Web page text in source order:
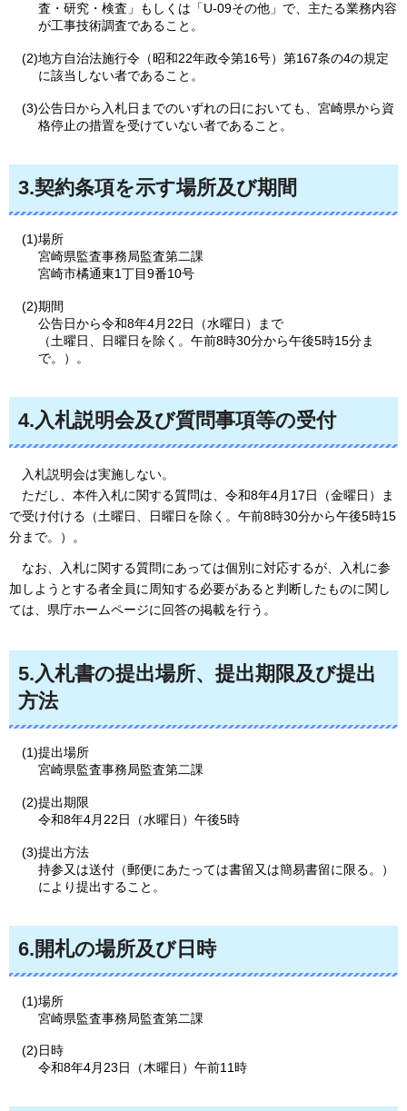
査・研究・検査」もしくは「U-09その他」で、主たる業務内容
が工事技術調査であること。
(2)地方自治法施行令（昭和22年政令第16号）第167条の4の規定
に該当しない者であること。
(3)公告日から入札日までのいずれの日においても、宮崎県から資
格停止の措置を受けていない者であること。
3.契約条項を示す場所及び期間
(1)場所
宮崎県監査事務局監査第二課
宮崎市橘通東1丁目9番10号
(2)期間
公告日から令和8年4月22日（水曜日）まで
（土曜日、日曜日を除く。午前8時30分から午後5時15分ま
で。）。
4.入札説明会及び質問事項等の受付
入札説明会は実施しない。
ただし
、本件入札に関する質問は、令和8年4月17日（金曜日）ま
で受け付ける（土曜日、日曜日を除く。午前8時30分から午後5時15
分まで。）。
なお、
入札に関する質問にあっては個別に対応するが、入札に参
加しようとする者全員に周知する必要があると判断したものに関し
ては、県庁ホームページに回答の掲載を行う。
5.入札書の提出場所、提出期限及び提出
方法
(1)提出場所
宮崎県監査事務局監査第二課
(2)提出期限
令和8年4月22日（水曜日）午後5時
(3)提出方法
持参又は送付（郵便にあたっては書留又は簡易書留に限る。）
により提出すること。
6.開札の場所及び日時
(1)場所
宮崎県監査事務局監査第二課
(2)日時
令和8年4月23日（木曜日）午前11時